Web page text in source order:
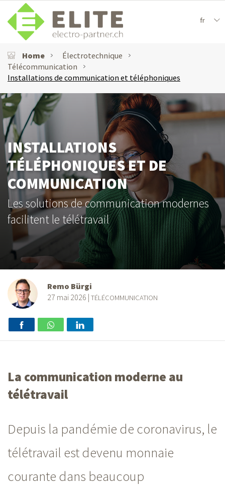
fr
Home
Électrotechnique
Télécommunication
Installations de communication et téléphoniques
INSTALLATIONS
TÉLÉPHONIQUES ET DE
COMMUNICATION
Les solutions de communication modernes
facilitent le télétravail
Remo Bürgi
27 mai 2026 |TÉLÉCOMMUNICATION
La communication moderne au
télétravail
Depuis la pandémie de coronavirus, le
télétravail est devenu monnaie
courante dans beaucoup